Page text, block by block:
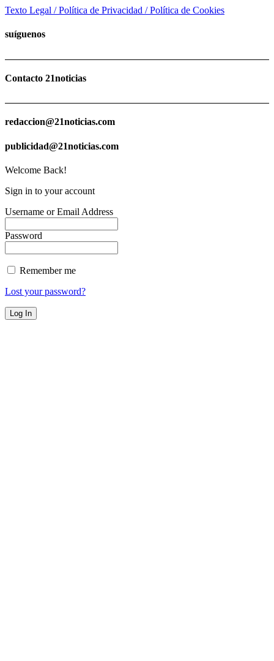
Texto Legal / Política de Privacidad / Política de Cookies
suíguenos
Contacto 21noticias
redaccion@21noticias.com
publicidad@21noticias.com
Welcome Back!
Sign in to your account
Username or Email Address
Password
Remember me
Lost your password?